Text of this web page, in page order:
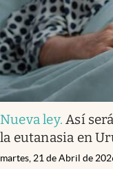
Nueva ley.Así
la eutanasia en
martes, 21 de Abril de